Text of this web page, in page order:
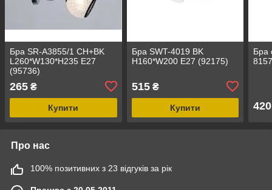
Бра SR-A3855/1 CH+BK
L260*W130*H235 E27
(95736)
265 ₴
Купити
Бра SWT-4019 BK
H160*W200 E27 (92175)
515₴
Купити
Бра
420
Про нас
100% позитивних з 23 відгуків за рік